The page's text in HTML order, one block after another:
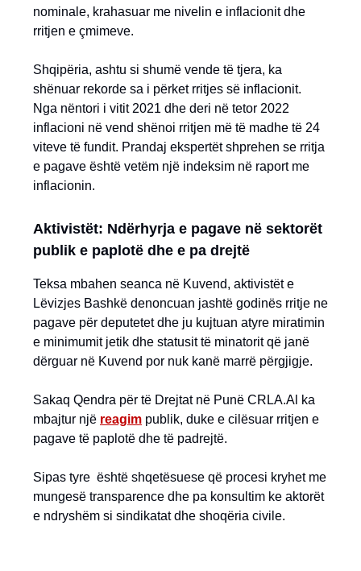
nominale, krahasuar me nivelin e inflacionit dhe
rritjen e çmimeve.
Shqipëria, ashtu si shumë vende të tjera, ka
shënuar rekorde sa i përket rritjes së inflacionit.
Nga nëntori i vitit 2021 dhe deri në tetor 2022
inflacioni në vend shënoi rritjen më të madhe të 24
viteve të fundit. Prandaj ekspertët shprehen se rritja
e pagave është vetëm një indeksim në raport me
inflacionin.
Aktivistët: Ndërhyrja e pagave në sektorët
publik e paplotë dhe e pa drejtë
Teksa mbahen seanca në Kuvend, aktivistët e
Lëvizjes Bashkë denoncuan jashtë godinës rritje ne
pagave për deputetet dhe ju kujtuan atyre miratimin
e minimumit jetik dhe statusit të minatorit që janë
dërguar në Kuvend por nuk kanë marrë përgjigje.
Sakaq Qendra për të Drejtat në Punë CRLA.Al ka
mbajtur një reagim publik, duke e cilësuar rritjen e
pagave të paplotë dhe të padrejtë.
Sipas tyre është shqetësuese që procesi kryhet me
mungesë transparence dhe pa konsultim ke aktorët
e ndryshëm si sindikatat dhe shoqëria civile.